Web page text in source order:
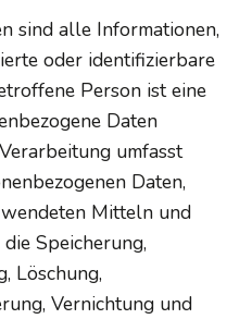
sind alle Informationen,
oder identifizierbare
Person ist eine
Daten
umfasst
Daten,
Mitteln und
Speicherung,
Löschung,
Vernichtung und